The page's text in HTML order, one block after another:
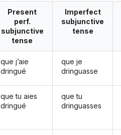
Present
perf.
subjunctive
tense
que j’aie
dringué
que tu aies
dringué
Imperfect
subjunctive
tense
que je
dringuasse
que tu
dringuasses